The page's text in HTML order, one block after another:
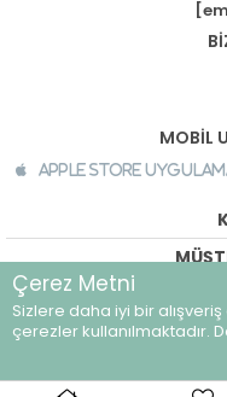
MOBİL
Apple Store
©
Çerez Metni
Sizlere daha iyi bir
çerezler kullanılmaktadır.